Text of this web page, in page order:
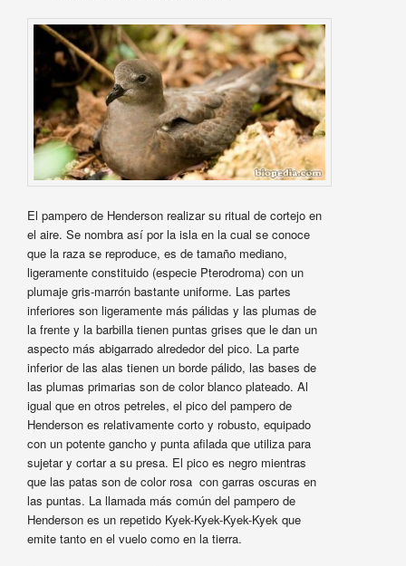
El pampero de Henderson realizar su ritual de cortejo en
el aire. Se nombra así por la isla en la cual se conoce
que la raza se reproduce, es de tamaño mediano,
ligeramente constituido (especie Pterodroma) con un
plumaje gris-marrón bastante uniforme. Las partes
inferiores son ligeramente más pálidas y las plumas de
la frente y la barbilla tienen puntas grises que le dan un
aspecto más abigarrado alrededor del pico. La parte
inferior de las alas tienen un borde pálido, las bases de
las plumas primarias son de color blanco plateado. Al
igual que en otros petreles, el pico del pampero de
Henderson es relativamente corto y robusto, equipado
con un potente gancho y punta afilada que utiliza para
sujetar y cortar a su presa. El pico es negro mientras
que las patas son de color rosa con garras oscuras en
las puntas. La llamada más común del pampero de
Henderson es un repetido Kyek-Kyek-Kyek-Kyek que
emite tanto en el vuelo como en la tierra.